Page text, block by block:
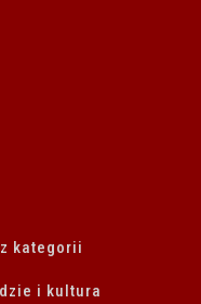
kategorii
i kultura